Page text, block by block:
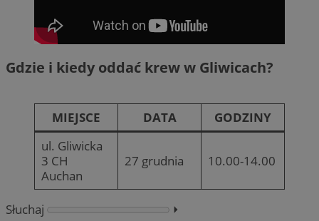
Gdzie i kiedy oddać krew w Gliwicach?
MIEJSCE DATA
GODZINY
ul. Gliwicka
3 CH
Auchan
27 grudnia 10.00-14.00
Słuchaj
⏵︎